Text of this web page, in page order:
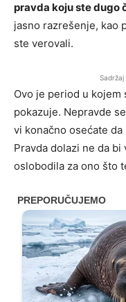
pravda koju ste dugo
jasno razrešenje, kao
ste verovali.
Ovo je period u kojem
pokazuje. Nepravde
vi konačno osećate
Pravda dolazi ne da
oslobodila za ono što